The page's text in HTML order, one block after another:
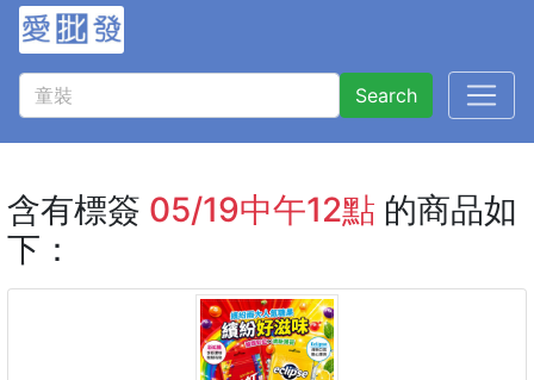
Search
含有標簽 05/19中午12點 的商品如
下：